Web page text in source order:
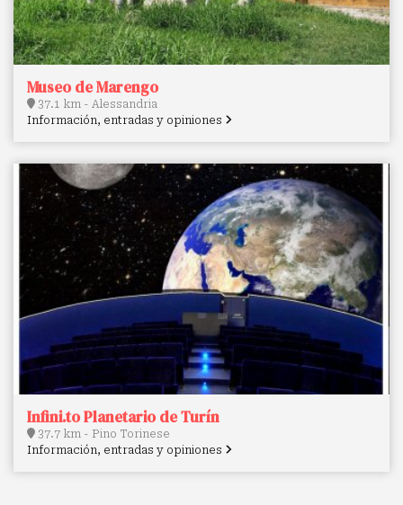
Museo de Marengo
37.1 km - Alessandria
Información, entradas y opiniones
Infini.to Planetario de Turín
37.7 km - Pino Torinese
Información, entradas y opiniones